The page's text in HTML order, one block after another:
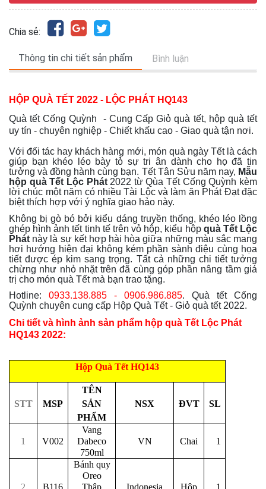
Chia sẻ:
Thông tin chi tiết sản phẩm Bình luận
HỘP QUÀ TẾT 2022 - LỘC PHÁT HQ143
Quà tết Cống Quỳnh - Cung Cấp Giỏ quà tết, hộp quà tết
uy tín - chuyên nghiệp - Chiết khấu cao - Giao quà tận nơi.
Với đối tác hay khách hàng mới, món quà ngày Tết là cách
giúp bạn khéo léo bày tỏ sự tri ân dành cho họ đã tin
tưởng và đồng hành cùng bạn. Tết Tân Sửu năm nay, Mẫu
hộp quà Tết Lộc Phát2022 từ Qùa Tết Cống Quỳnh kèm
lời chúc một năm có nhiều Tài Lộc và làm ăn Phát Đạt đặc
biệt thích hợp với ý nghĩa giao hảo này.
Không bị gò bó bởi kiểu dáng truyền thống, khéo léo lồng
ghép hình ảnh tết tinh tế trên vỏ hộp, kiểu hộp quà Tết Lộc
Phát này là sự kết hợp hài hòa giữa những màu sắc mang
hơi hướng hiện đại không kém phần sành điệu cùng họa
tiết được ép kim sang trọng. Tất cả những chi tiết tưởng
chừng như nhỏ nhặt trên đã cùng góp phần nâng tầm giá
trị cho món quà Tết mà bạn trao tặng.
Hotline: 0933.138.885 - 0906.986.885. Quà tết Cống
Quỳnh chuyên cung cấp Hộp Quà Tết - Giỏ quà tết 2022.
Chi tiết và hình ảnh sản phẩm hộp quà Tết Lộc Phát
HQ143 2022:
Hộp Quà Tết HQ143
STT MSP
TÊN
SẢN
PHẨM
NSX ĐVT SL
1 V002
Vang
Dabeco
750ml
VN Chai 1
2 B116
Bánh quy
Oreo
Thập
Indonesia Hộp 1